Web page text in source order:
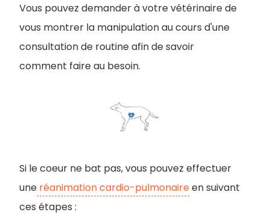
Vous pouvez demander à votre vétérinaire de
vous montrer la manipulation au cours d'une
consultation de routine afin de savoir
comment faire au besoin.
Si le coeur ne bat pas, vous pouvez effectuer
une réanimation cardio-pulmonaireen suivant
ces étapes :